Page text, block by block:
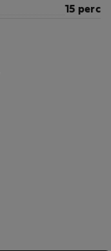
15 perc